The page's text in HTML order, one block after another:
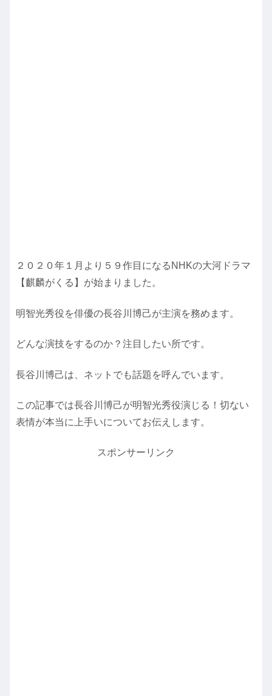
２０２０年１月より５９作目になるNHKの大河ドラマ
【麒麟がくる】が始まりました。
明智光秀役を俳優の長谷川博己が主演を務めます。
どんな演技をするのか？注目したい所です。
長谷川博己は、ネットでも話題を呼んでいます。
この記事では長谷川博己が明智光秀役演じる！切ない
表情が本当に上手いについてお伝えします。
スポンサーリンク